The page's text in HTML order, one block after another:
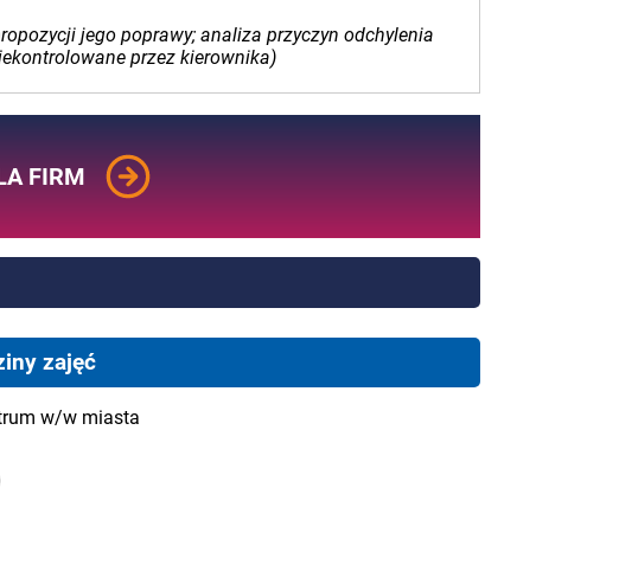
jego poprawy; analiza przyczyn odchylenia
przez kierownika)
FIRM
zajęć
w/w miasta